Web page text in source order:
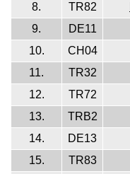
8.
TR82
9.
DE11
10.
CH04
11.
TR32
12.
TR72
13.
TRB2
14.
DE13
15.
TR83